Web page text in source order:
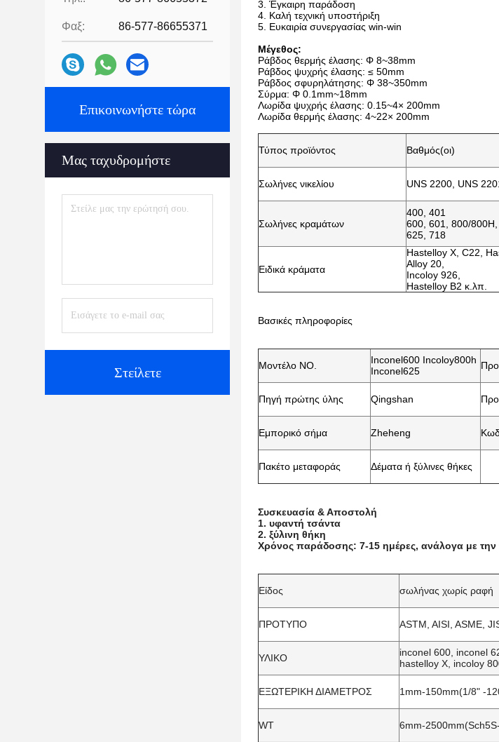
Φαξ: 86-577-86655371
Επικοινωνήστε τώρα
Μας ταχυδρομήστε
Στείλετε
3. Έγκαιρη παράδοση
4. Καλή τεχνική υποστήριξη
5. Ευκαιρία συνεργασίας win-win
Μέγεθος:
Ράβδος θερμής έλασης: Φ 8~38mm
Ράβδος ψυχρής έλασης: ≤ 50mm
Ράβδος σφυρηλάτησης: Φ 38~350mm
Σύρμα: Φ 0.1mm~18mm
Λωρίδα ψυχρής έλασης: 0.15~4× 200mm
Λωρίδα θερμής έλασης: 4~22× 200mm
Τύπος προϊόντος Βαθμός(οι)
Σωλήνες νικελίου UNS 2200, UNS
Σωλήνες κραμάτων
400, 401
600, 601, 800/
625, 718
Ειδικά κράματα
Hastelloy X, C22,
Alloy 20,
Incoloy 926,
Hastelloy B2 κ.λπ.
Βασικές πληροφορίες
Μοντέλο NO.
Inconel600 Incoloy800h
Inconel625
Πηγή πρώτης ύλης Qingshan
Εμπορικό σήμα Zheheng
Πακέτο μεταφοράς Δέματα ή ξύλινες θήκες
Συσκευασία & Αποστολή
1. υφαντή τσάντα
2. ξύλινη θήκη
Χρόνος παράδοσης: 7-15 ημέρες, ανάλογα με
Είδος σωλήνας χωρίς ραφή
ΠΡΟΤΥΠΟ ASTM, AISI, ASME,
ΥΛΙΚΟ
inconel 600, inconel
hastelloy X, incoloy
ΕΞΩΤΕΡΙΚΗ ΔΙΑΜΕΤΡΟΣ 1mm-150mm(1/8" -
WT 6mm-